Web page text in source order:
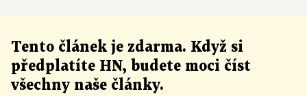
Tento článek je zdarma. Když si
předplatíte HN, budete moci číst
všechny naše články.